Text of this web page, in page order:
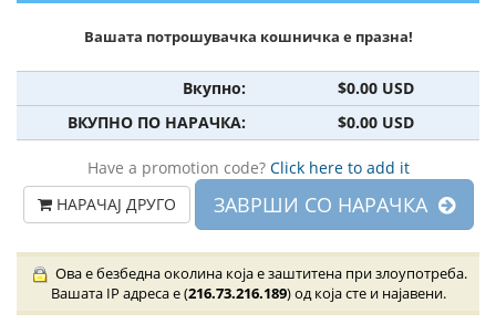
Вашата потрошувачка кошничка е празна!
Вкупно:
$0.00 USD
ВКУПНО ПО НАРАЧКА:
$0.00 USD
Have a promotion code? Click here to add it
НАРАЧАЈ ДРУГО
ЗАВРШИ СО НАРАЧКА
Ова е безбедна околина која е заштитена при злоупотреба.
Вашата IP адреса е (216.73.216.189) од која сте и најавени.